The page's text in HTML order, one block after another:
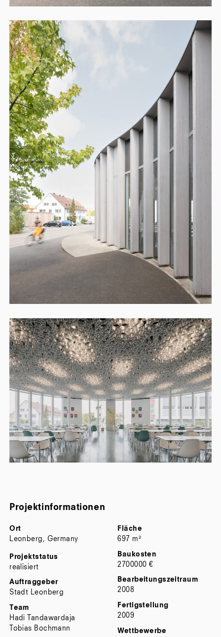
Projektinformationen
Ort
Leonberg, Germany
Projektstatus
realisiert
Auftraggeber
Stadt Leonberg
Team
Hadi Tandawardaja
Tobias Bochmann
Fläche
697 m²
Baukosten
2700000 €
Bearbeitungszeitraum
2008
Fertigstellung
2009
Wettbewerbe